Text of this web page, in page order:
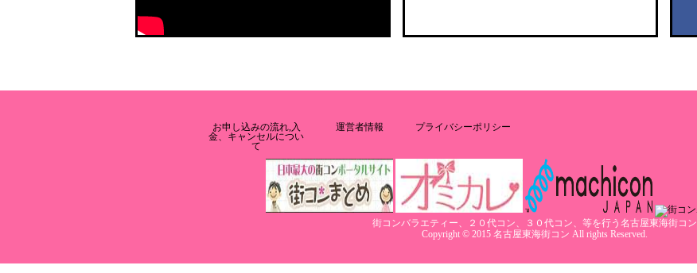
お申し込みの流れ,入
金、キャンセルについ
て
運営者情報 プライバシーポリシー
街コンバラエティー、２０代コン、３０代コン、等を行う名古屋東海街コン
Copyright © 2015 名古屋東海街コン All rights Reserved.